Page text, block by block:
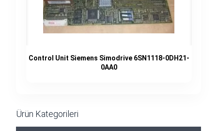
Control Unit Siemens Simodrive 6SN1118-0DH21-
0AA0
Ürün Kategorileri